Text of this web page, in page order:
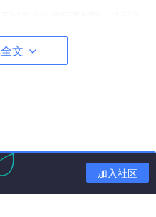
- mouse - custom
文
加入社区